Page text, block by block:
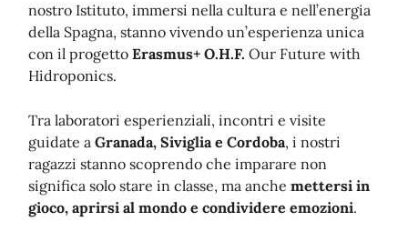
nostro Istituto, immersi nella cultura e nell’energia
della Spagna, stanno vivendo un’esperienza unica
con il progetto Erasmus+ O.H.F. Our Future with
Hidroponics.
Tra laboratori esperienziali, incontri e visite
guidate a Granada, Siviglia e Cordoba, i nostri
ragazzi stanno scoprendo che imparare non
significa solo stare in classe, ma anche mettersi in
gioco, aprirsi al mondo e condividere emozioni.